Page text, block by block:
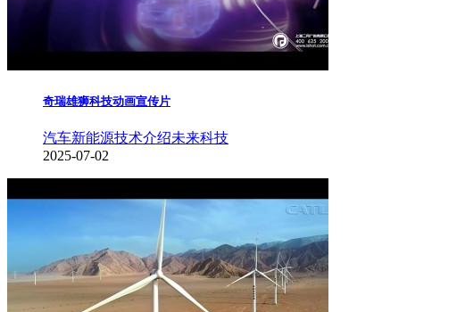
奇瑞雄狮科技动画宣传片
汽车新能源技术介绍未来科技
2025-07-02